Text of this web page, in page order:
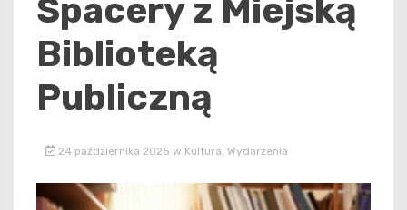
Spacery z Miejską
Biblioteką
Publiczną
24 października 2025 w Kultura Wydarzenia